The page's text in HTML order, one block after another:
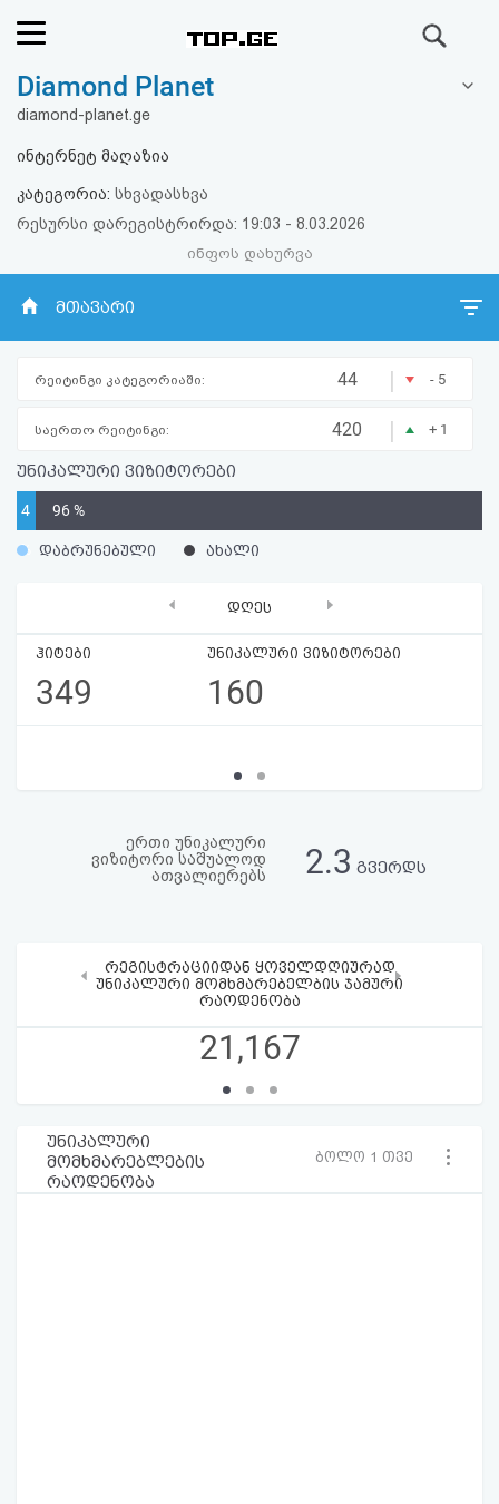
რეიტინგი
ფოსტა
პასუხი
პაროლის
აღდგენა
სალიცენზიო
Diamond Planet
diamond-planet.ge
ინტერნეტ მაღაზია
კატეგორია: სხვადასხვა
რესურსი დარეგისტრირდა: 19:03 - 8.03.2026
ინფოს დახურვა
მთავარი
რეიტინგი კატეგორიაში: 44 | - 5
საერთო რეიტინგი: 420 | + 1
უნიკალური ვიზიტორები
4
%
96 %
დაბრუნებული ახალი
დღეს
ჰიტები
349
უნიკალური ვიზიტორები
160
‹ ›
ერთი უნიკალური
ვიზიტორი საშუალოდ
ათვალიერებს
2.3 გვერდს
რეგისტრაციიდან ყოველდღიურად
უნიკალური მომხმარებელბის ჯამური
რაოდენობა
21,167
‹ ›
უნიკალური
მომხმარებლების
რაოდენობა
ბოლო 1 თვე